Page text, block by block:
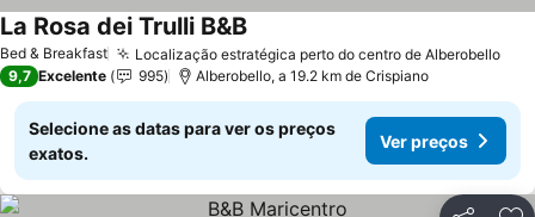
Bed & Breakfast Localização estratégica perto do centro de Alberobello
La Rosa dei Trulli B&B
9,7 Excelente 995 Alberobello, a 19.2 km de Crispiano
Selecione as datas para ver os preços
exatos.
Ver preços